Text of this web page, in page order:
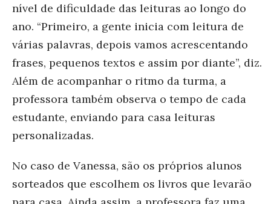
nível de dificuldade das leituras ao longo do
ano. “Primeiro, a gente inicia com leitura de
várias palavras, depois vamos acrescentando
frases, pequenos textos e assim por diante”, diz.
Além de acompanhar o ritmo da turma, a
professora também observa o tempo de cada
estudante, enviando para casa leituras
personalizadas.
No caso de Vanessa, são os próprios alunos
sorteados que escolhem os livros que levarão